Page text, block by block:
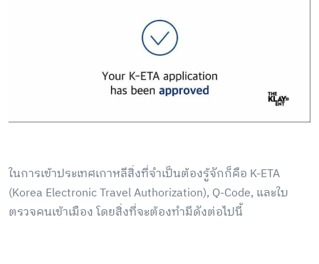
ในการเข้าประเทศเกาหลีสิ่งที่จำเป็นต้องรู้จักก็คือ K-ETA
(Korea Electronic Travel Authorization), Q-Code, และใบ
ตรวจคนเข้าเมือง โดยสิ่งที่จะต้องทำมีดังต่อไปนี้